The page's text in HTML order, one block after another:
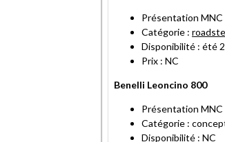
Présentation MNC
Catégorie :
Disponibilité : été
Prix : NC
Benelli Leoncino 800
Présentation MNC
Catégorie :
Disponibilité : NC